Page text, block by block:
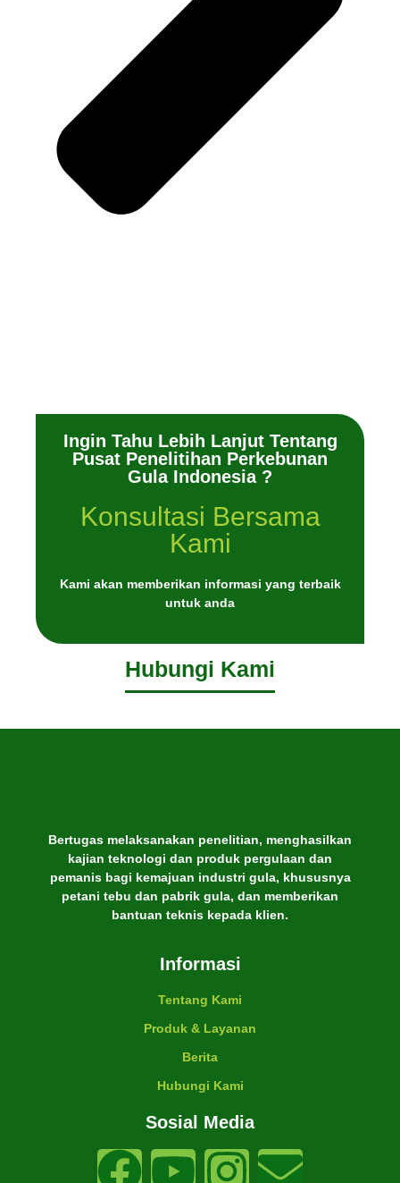
Ingin Tahu Lebih Lanjut Tentang
Pusat Penelitihan Perkebunan
Gula Indonesia ?
Konsultasi Bersama
Kami
Kami akan memberikan informasi yang terbaik
untuk anda
Hubungi Kami
Bertugas melaksanakan penelitian, menghasilkan
kajian teknologi dan produk pergulaan dan
pemanis bagi kemajuan industri gula, khususnya
petani tebu dan pabrik gula, dan memberikan
bantuan teknis kepada klien.
Informasi
Tentang Kami
Produk & Layanan
Berita
Hubungi Kami
Sosial Media